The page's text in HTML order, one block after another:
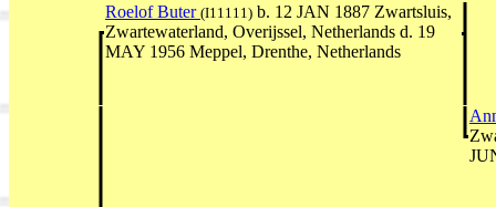
Roelof Buter (I11111) b. 12 JAN 1887 Zwartsluis,
Zwartewaterland, Overijssel, Netherlands d. 19
MAY 1956 Meppel, Drenthe, Netherlands